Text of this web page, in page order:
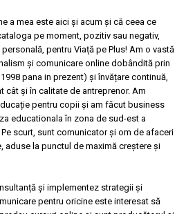
a mea este aici și acum și că ceea ce
pe moment, pozitiv sau negativ,
pentru Viață pe Plus! Am o vastă
și comunicare online dobândită prin
pana in prezent) și învățare continuă,
cât și în calitate de antreprenor. Am
pentru copii și am făcut business
educationala în zona de sud-est a
scurt, sunt comunicator și om de afaceri
la punctul de maximă creștere și
și implementez strategii și
pentru oricine este interesat să